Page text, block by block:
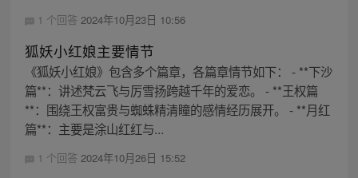
1 个回答 2024年10月23日 10:56
狐妖小红娘主要情节
《狐妖小红娘》包含多个篇章，各篇章情节如下： - **下沙
篇**：讲述梵云飞与厉雪扬跨越千年的爱恋。 - **王权篇
**：围绕王权富贵与蜘蛛精清瞳的感情经历展开。 - **月红
篇**：主要是涂山红红与...
1 个回答 2024年10月26日 15:52